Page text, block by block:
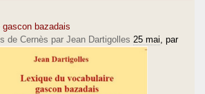
gascon bazadais
de Cernès par Jean Dartigolles 25 mai , par